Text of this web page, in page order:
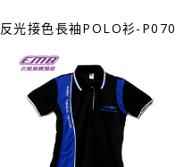
反光接色長袖POLO衫-P070